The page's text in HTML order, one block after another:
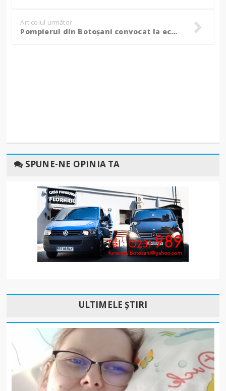
Articolul următor
Pompierul din Botoșani convocat la echipa națională de Minifotbal U23! - FOTO
SPUNE-NE OPINIA TA
ULTIMELE ȘTIRI